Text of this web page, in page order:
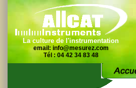
La culture de l'instrumentation
email: info@mesurez.com
Tél : 04 42 34 83 48